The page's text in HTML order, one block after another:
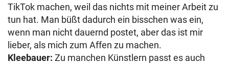
TikTok machen, weil das nichts mit meiner Arbeit zu
tun hat. Man büßt dadurch ein bisschen was ein,
wenn man nicht dauernd postet, aber das ist mir
lieber, als mich zum Affen zu machen.
Kleebauer: Zu manchen Künstlern passt es auch